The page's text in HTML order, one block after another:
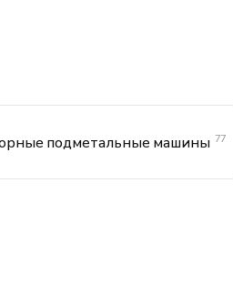
подметальные машины 77